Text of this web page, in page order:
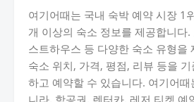
여기어때는 국내 숙박 예약 시장 1
개 이상의 숙소 정보를 제공합니다.
스트하우스 등 다양한 숙소 유형을
숙소 위치, 가격, 평점, 리뷰 등을
하고 예약할 수 있습니다. 여기어
니라, 항공권, 렌터카, 레저 티켓 예